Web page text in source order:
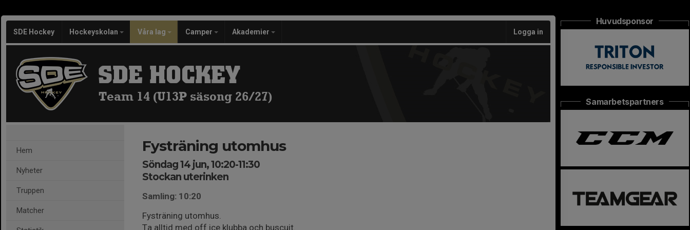
SDE Hockey Hockeyskolan Våra lag Camper Akademier Logga in
SDE HOCKEY
Team 14 (U13P säsong 26/27)
Hem
Nyheter
Truppen
Matcher
Fysträning utomhus
Söndag 14 jun, 10:20-11:30
Stockan uterinken
Samling: 10:20
Fysträning utomhus.
Ta alltid med off ice klubba och buscuit.
Huvudsponsor
Samarbetspartners